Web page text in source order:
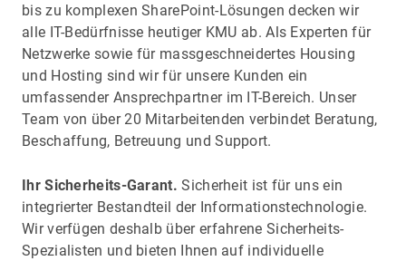
bis zu komplexen SharePoint-Lösungen decken wir
alle IT-Bedürfnisse heutiger KMU ab. Als Experten für
Netzwerke sowie für massgeschneidertes Housing
und Hosting sind wir für unsere Kunden ein
umfassender Ansprechpartner im IT-Bereich. Unser
Team von über 20 Mitarbeitenden verbindet Beratung,
Beschaffung, Betreuung und Support.
Ihr Sicherheits-Garant. Sicherheit ist für uns ein
integrierter Bestandteil der Informationstechnologie.
Wir verfügen deshalb über erfahrene Sicherheits-
Spezialisten und bieten Ihnen auf individuelle